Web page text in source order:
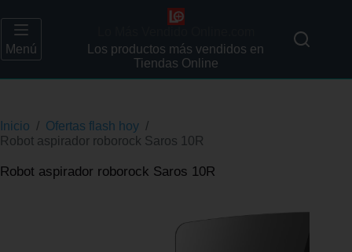
Menú
Los productos más vendidos en
Tiendas Online
Inicio / Ofertas flash hoy /
Robot aspirador roborock Saros 10R
Robot aspirador roborock Saros 10R